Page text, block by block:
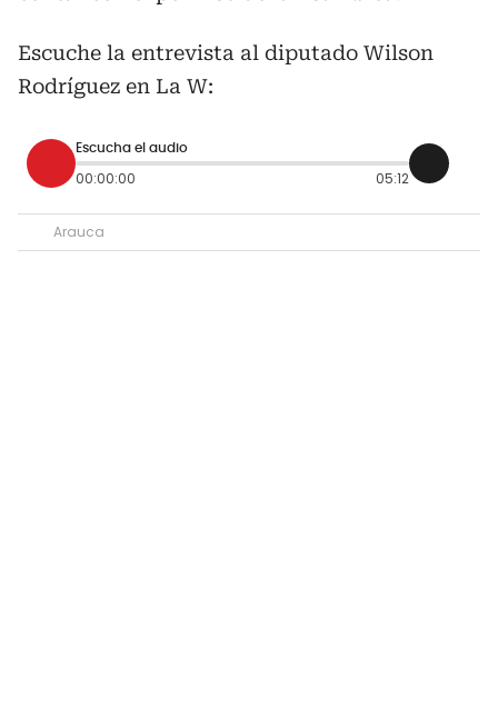
Escuche la entrevista al diputado Wilson
Rodríguez en La W:
Escucha el audio
00:00:00 05:12
Arauca